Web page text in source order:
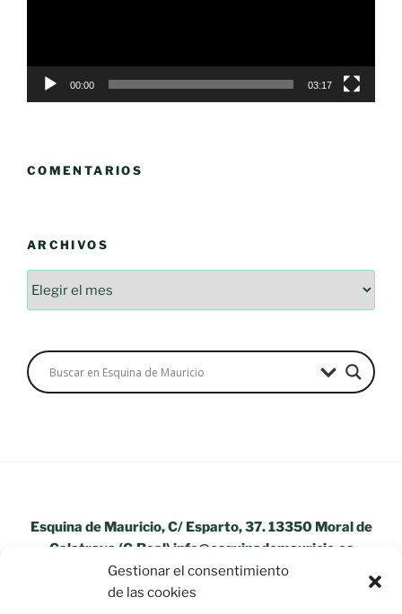
Gestionar el consentimiento
de las cookies
00:00 03:17
COMENTARIOS
ARCHIVOS
Esquina de Mauricio, C/ Esparto, 37. 13350 Moral de
Calatrava (C.Real) info@esquinademauricio.es
«Aviso Legal»